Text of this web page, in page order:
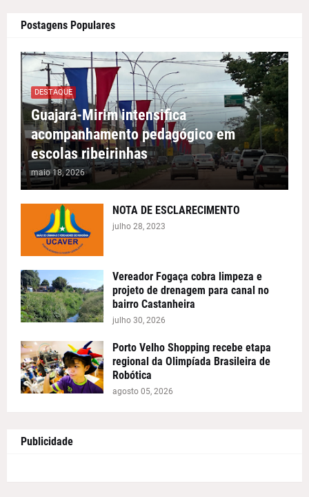
Postagens Populares
DESTAQUE
Guajará-Mirim intensifica
acompanhamento pedagógico em
escolas ribeirinhas
maio 18, 2026
NOTA DE ESCLARECIMENTO
julho 28, 2023
Vereador Fogaça cobra limpeza e
projeto de drenagem para canal no
bairro Castanheira
julho 30, 2026
Porto Velho Shopping recebe etapa
regional da Olimpíada Brasileira de
Robótica
agosto 05, 2026
Publicidade